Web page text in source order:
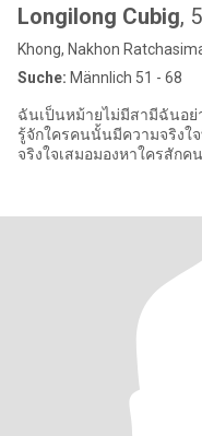
Longilong Cubig,
Khong, Nakhon
Suche: Männlich 51 - 68
ฉันเป็นหม้ายไม่มีสามีฉันอ
รู้จักใครคนนั้นมีความจริงใ
จริงใจเสมอมองหาใครสัก